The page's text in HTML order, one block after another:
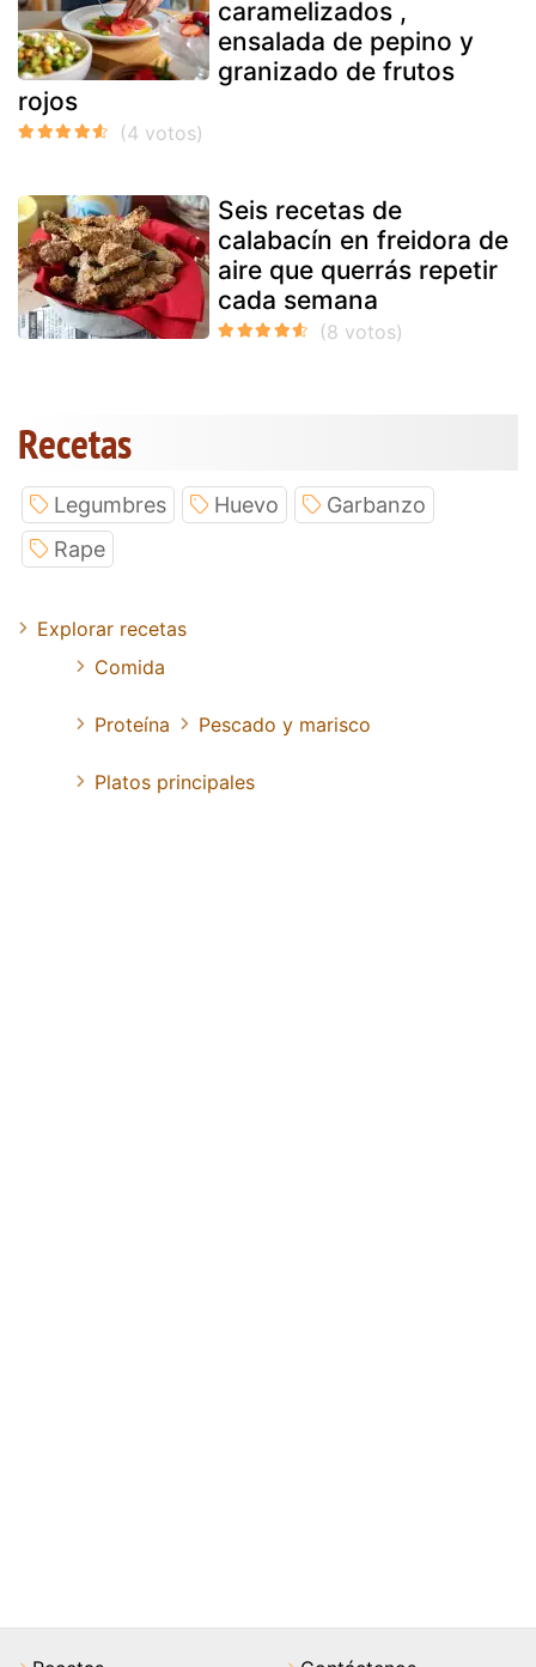
caramelizados ,
ensalada de pepino y
granizado de frutos
rojos
Seis recetas de
calabacín en freidora de
aire que querrás repetir
cada semana
Recetas
Legumbres Huevo
Garbanzo
Rape
Explorar recetas
Comida
Proteína Pescado y marisco
Platos principales